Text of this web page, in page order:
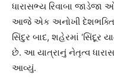
ધારાસભ્ય રિવાબા જાડેજા
આજે એક અનોખી
સિંદુર બાદ, શહેરમાં
છે. આ યાત્રાનું નેતૃત્વ
આવ્યું.